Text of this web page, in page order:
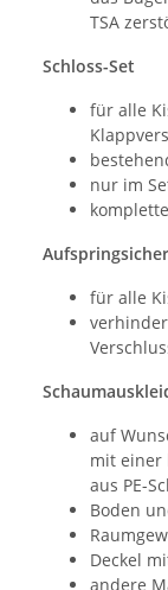
TSA
Schloss-Set
für alle
nur im
für alle
auf
mit einer
aus PE-
Boden
Deckel
andere